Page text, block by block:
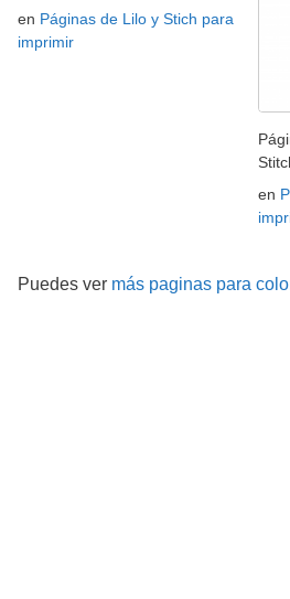
en Páginas de Lilo y Stich para
imprimir
en
Puedes ver más paginas para